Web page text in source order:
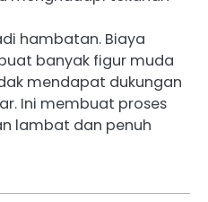
hambatan. Biaya
banyak figur muda
mendapat dukungan
Ini membuat proses
lambat dan penuh